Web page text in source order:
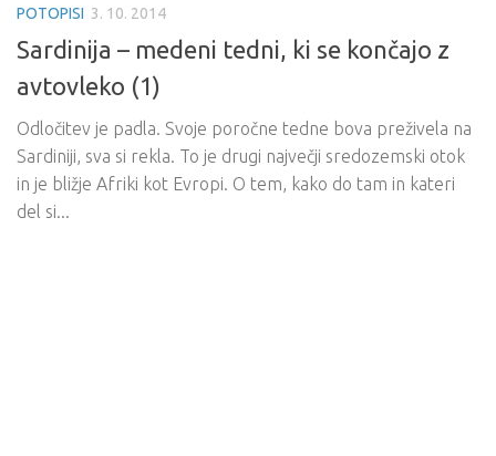
POTOPISI 3. 10. 2014
Sardinija – medeni tedni, ki se končajo z
avtovleko (1)
Odločitev je padla. Svoje poročne tedne bova preživela na
Sardiniji, sva si rekla. To je drugi največji sredozemski otok
in je bližje Afriki kot Evropi. O tem, kako do tam in kateri
del si...